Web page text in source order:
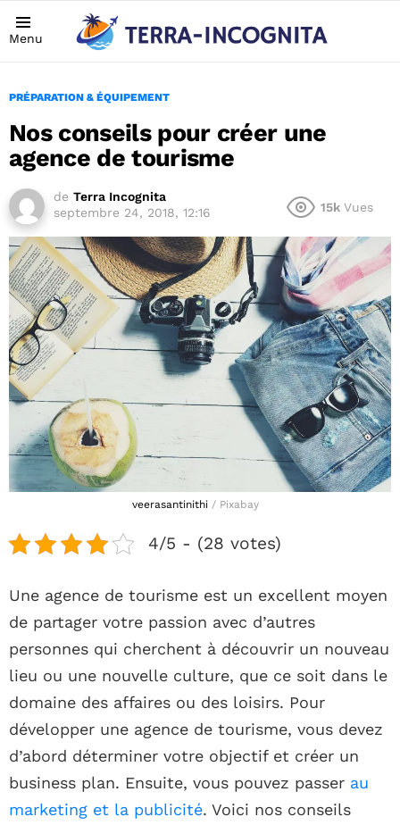
Menu
PRÉPARATION & ÉQUIPEMENT
Nos conseils pour créer une
agence de tourisme
de Terra Incognita
septembre 24, 2018, 12:16
15k Vues
veerasantinithi / Pixabay
4/5 - (28 votes)
Une agence de tourisme est un excellent moyen
de partager votre passion avec d’autres
personnes qui cherchent à découvrir un nouveau
lieu ou une nouvelle culture, que ce soit dans le
domaine des affaires ou des loisirs. Pour
développer une agence de tourisme, vous devez
d’abord déterminer votre objectif et créer un
business plan. Ensuite, vous pouvez passer au
marketing et la publicité. Voici nos conseils